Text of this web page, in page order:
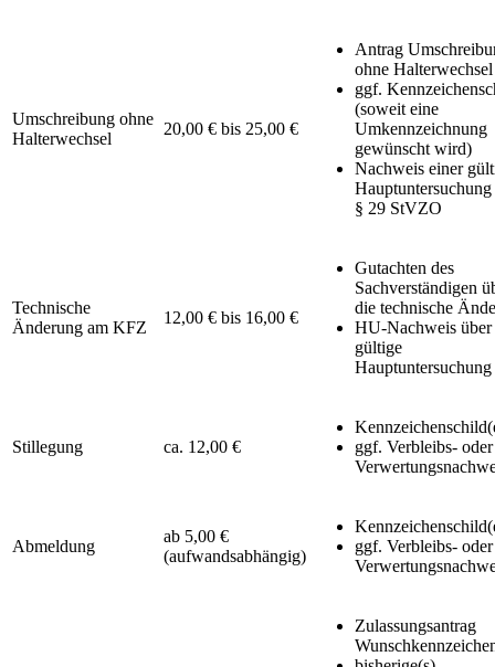
Umschreibung ohne
Halterwechsel
20,00 € bis 25,00 €
Antrag
ohne Halterwechsel
ggf.
(soweit eine
Umkennzeichnung
gewünscht wird)
Nachweis einer
Hauptuntersuchung
§ 29 StVZO
Technische
Änderung am KFZ
12,00 € bis 16,00 €
Gutachten des
Sachverständigen
die technische
HU-Nachweis über
gültige
Hauptuntersuchung
Stillegung ca. 12,00 €
ggf. Verbleibs- oder
Abmeldung
ab 5,00 €
(aufwandsabhängig)
ggf. Verbleibs- oder
Zulassungsantrag